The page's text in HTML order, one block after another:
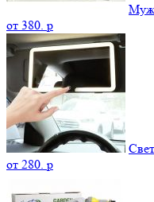
от 380. p
от 280. p